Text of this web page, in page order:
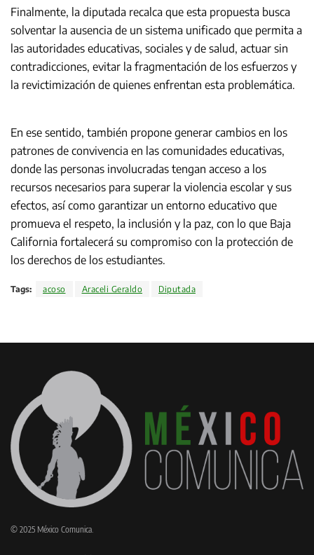
Finalmente, la diputada recalca que esta propuesta busca
solventar la ausencia de un sistema unificado que permita a
las autoridades educativas, sociales y de salud, actuar sin
contradicciones, evitar la fragmentación de los esfuerzos y
la revictimización de quienes enfrentan esta problemática.
En ese sentido, también propone generar cambios en los
patrones de convivencia en las comunidades educativas,
donde las personas involucradas tengan acceso a los
recursos necesarios para superar la violencia escolar y sus
efectos, así como garantizar un entorno educativo que
promueva el respeto, la inclusión y la paz, con lo que Baja
California fortalecerá su compromiso con la protección de
los derechos de los estudiantes.
Tags: acoso Araceli Geraldo Diputada
© 2025 México Comunica.